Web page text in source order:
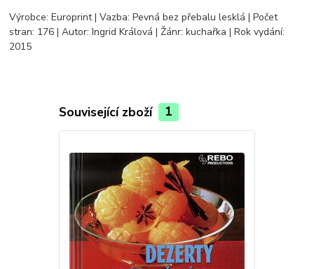
Výrobce: Europrint | Vazba: Pevná bez přebalu lesklá | Počet
stran: 176 | Autor: Ingrid Králová | Žánr: kuchařka | Rok vydání:
2015
Související zboží 1